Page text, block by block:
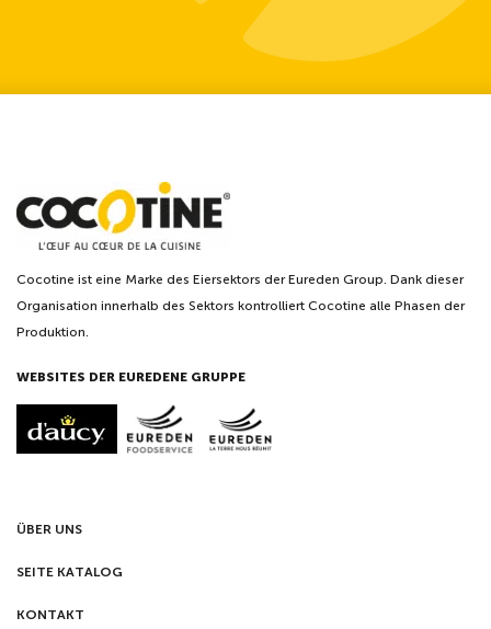
Cocotine ist eine Marke des Eiersektors der Eureden Group. Dank dieser
Organisation innerhalb des Sektors kontrolliert Cocotine alle Phasen der
Produktion.
WEBSITES DER EUREDENE GRUPPE
ÜBER UNS
SEITE KATALOG
KONTAKT